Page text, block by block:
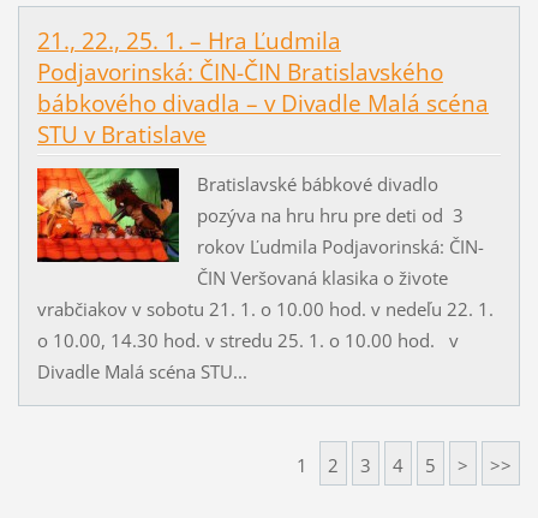
21., 22., 25. 1. – Hra Ľudmila
Podjavorinská: ČIN-ČIN Bratislavského
bábkového divadla – v Divadle Malá scéna
STU v Bratislave
Bratislavské bábkové divadlo
pozýva na hru hru pre deti od 3
rokov Ľudmila Podjavorinská: ČIN-
ČIN Veršovaná klasika o živote
vrabčiakov v sobotu 21. 1. o 10.00 hod. v nedeľu 22. 1.
o 10.00, 14.30 hod. v stredu 25. 1. o 10.00 hod. v
Divadle Malá scéna STU...
1 2 3 4 5 > >>